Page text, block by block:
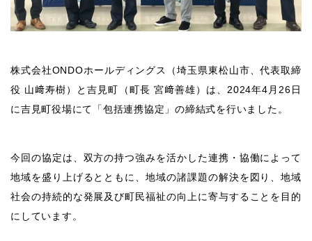
株式会社ONDOホールディングス（埼玉県東松山市、代表取締
役 山﨑寿樹）と吉見町（町長 宮﨑善雄）は、2024年4月26日
に吉見町役場にて「包括連携協定」の締結式を行いました。
今回の協定は、双方の持つ強みを活かした連携・協働によって
地域を盛り上げるとともに、地域の諸課題の解決を図り、地域
社会の持続的な発展及び町民福祉の向上に寄与することを目的
にしています。